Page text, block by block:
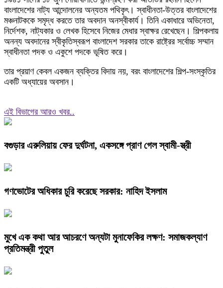
বাংলাদেশের নাট্য আন্দোলনের অন্যতম পথিকৃৎ। স্বাধীনতা-উত্তর বাংলাদেশের
মঞ্চনাটককে সমৃদ্ধ করতে তার অবদান অনস্বীকার্য। তিনি একাধারে অভিনেতা,
নির্দেশক, নাট্যকার ও লেখক হিসেবে নিজের মেধার স্বাক্ষর রেখেছেন। শিল্পকলায়
অনন্য অবদানের স্বীকৃতিস্বরূপ বাংলাদেশ সরকার তাকে রাষ্ট্রের সর্বোচ্চ সম্মান
স্বাধীনতা পদক ও একুশে পদকে ভূষিত করে।
তার প্রয়াণ কেবল একজন ব্যক্তির বিদায় নয়, বরং বাংলাদেশের শিল্প-সংস্কৃতির
একটি অধ্যায়ের অবসান।
এই বিভাগের আরও খবর..
বগুড়ার এরুলিয়ায় ফের দুর্ঘটনা, একসঙ্গে প্রাণ গেল স্বামী-স্ত্রী
গণভোটের অধিকার চুরি করেছে সরকার: নাহিদ ইসলাম
মুখে এক কথা আর আচরণে অন্যটা মুনাফেকির লক্ষণ: সমাজকল্যাণ
প্রতিমন্ত্রী পুতুল